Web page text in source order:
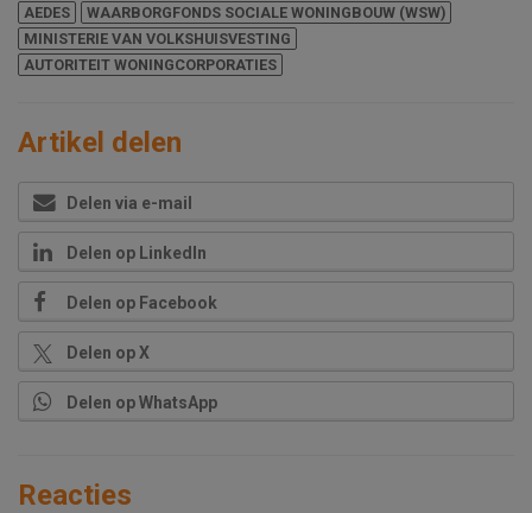
AEDES
WAARBORGFONDS SOCIALE WONINGBOUW (WSW)
MINISTERIE VAN VOLKSHUISVESTING
AUTORITEIT WONINGCORPORATIES
Artikel delen
Delen via e-mail
Delen op LinkedIn
Delen op Facebook
Delen op X
Delen op WhatsApp
Reacties